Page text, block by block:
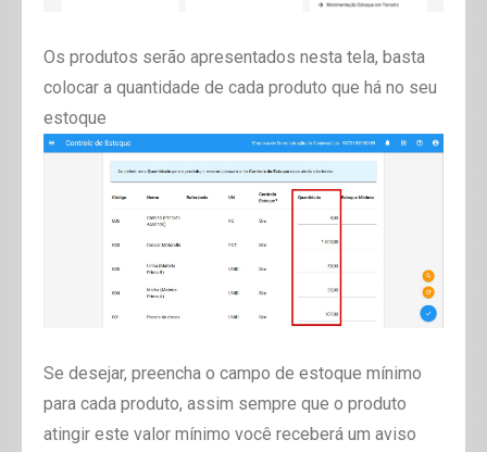
Os produtos serão apresentados nesta tela, basta
colocar a quantidade de cada produto que há no seu
estoque
Se desejar, preencha o campo de estoque mínimo
para cada produto, assim sempre que o produto
atingir este valor mínimo você receberá um aviso